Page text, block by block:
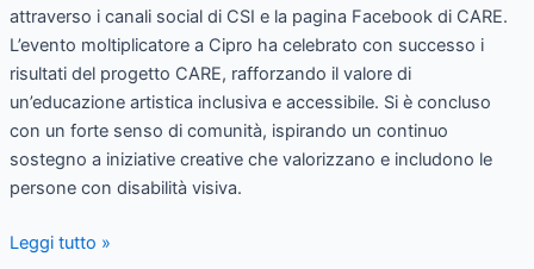
attraverso i canali social di CSI e la pagina Facebook di CARE.
L’evento moltiplicatore a Cipro ha celebrato con successo i
risultati del progetto CARE, rafforzando il valore di
un’educazione artistica inclusiva e accessibile. Si è concluso
con un forte senso di comunità, ispirando un continuo
sostegno a iniziative creative che valorizzano e includono le
persone con disabilità visiva.
Leggi tutto »